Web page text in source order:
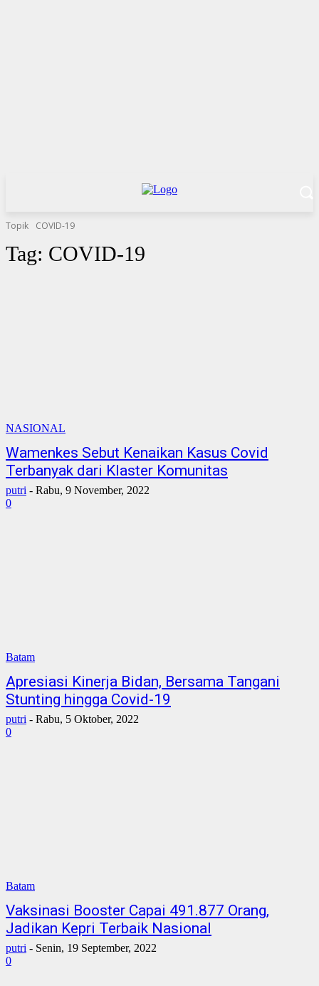
Topik COVID-19
Tag: COVID-19
NASIONAL
Wamenkes Sebut Kenaikan Kasus Covid
Terbanyak dari Klaster Komunitas
putri - Rabu, 9 November, 2022
0
Batam
Apresiasi Kinerja Bidan, Bersama Tangani
Stunting hingga Covid-19
putri - Rabu, 5 Oktober, 2022
0
Batam
Vaksinasi Booster Capai 491.877 Orang,
Jadikan Kepri Terbaik Nasional
putri - Senin, 19 September, 2022
0